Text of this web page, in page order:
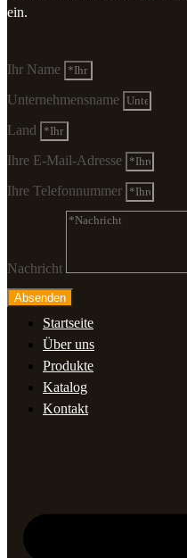
ein.
Ihr Name
Unternehmensname
Land
Ihre E-Mail-Adresse
Ihre Telefonnummer
Nachricht
Absenden
Startseite
Über uns
Produkte
Katalog
Kontakt